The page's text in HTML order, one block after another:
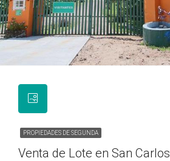
PROPIEDADES DE SEGUNDA
Venta de Lote en San Carlos